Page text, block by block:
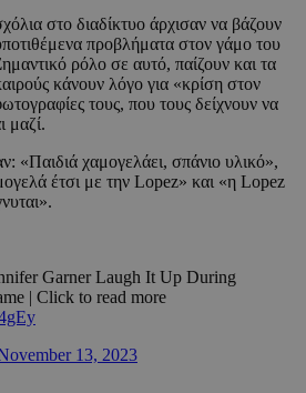
στο διαδίκτυο άρχισαν να βάζουν
προβλήματα στον γάμο του
ρόλο σε αυτό, παίζουν και τα
κάνουν λόγο για «κρίση στον
τους, που τους δείχνουν να
μαζί.
«Παιδιά χαμογελάει, σπάνιο υλικό»,
έτσι με την Lopez» και «η Lopez
Garner Laugh It Up During
| Click to read more
13, 2023